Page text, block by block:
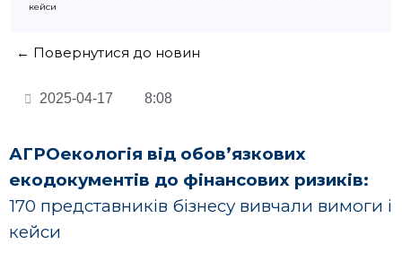
кейси
← Повернутися до новин
2025-04-17 8:08
АГРОекологія від обовʼязкових
екодокументів до фінансових ризиків:
170 представників бізнесу вивчали вимоги і
кейси